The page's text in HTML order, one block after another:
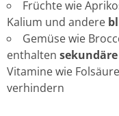
Früchte wie
Kalium und andere
Gemüse wie
enthalten
Vitamine wie
verhindern